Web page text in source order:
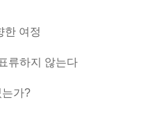
한 여정
류하지 않는다
는가?